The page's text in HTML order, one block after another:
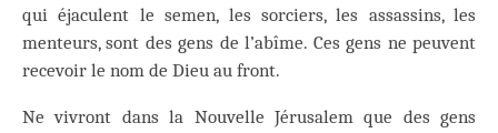
qui éjaculent le semen, les sorciers, les assassins, les
menteurs, sont des gens de l’abîme. Ces gens ne peuvent
recevoir le nom de Dieu au front.
Ne vivront dans la Nouvelle Jérusalem que des gens